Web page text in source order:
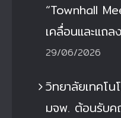
“Townhall
เคลื่อนและแถ
29/06/2026
วิทยาลัยเทคโ
มจพ. ต้อนรับค